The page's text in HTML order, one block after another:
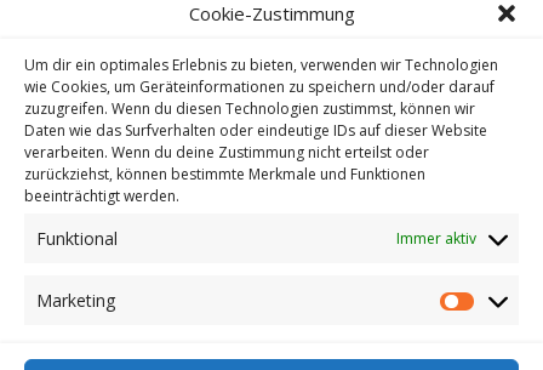
Cookie-Zustimmung
Um dir ein optimales Erlebnis zu bieten, verwenden wir Technologien
wie Cookies, um Geräteinformationen zu speichern und/oder darauf
zuzugreifen. Wenn du diesen Technologien zustimmst, können wir
Daten wie das Surfverhalten oder eindeutige IDs auf dieser Website
verarbeiten. Wenn du deine Zustimmung nicht erteilst oder
zurückziehst, können bestimmte Merkmale und Funktionen
beeinträchtigt werden.
Funktional Immer aktiv
Marketing
Selbstreflexion und Entwicklung unabhängig vom Entwicklungsstand